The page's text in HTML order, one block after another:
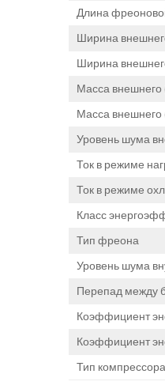
Длина
Ширина
Ширина
Масса внешнего
Масса внешнего
Уровень шума
Ток в режиме
Ток в режиме
Класс
Тип фреона
Уровень шума
Перепад между
Коэффициент
Коэффициент
Тип компрессора